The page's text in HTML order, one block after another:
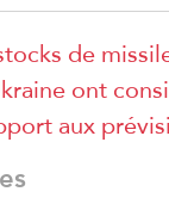
de
ont
aux